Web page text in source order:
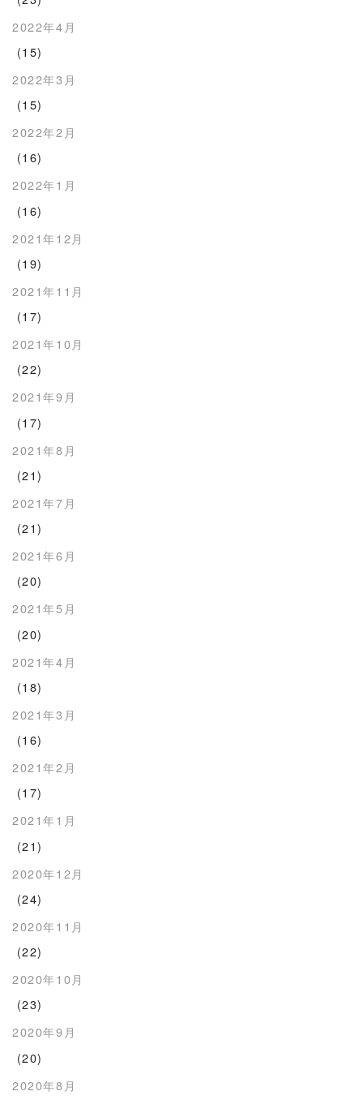
2022年4月
(15)
2022年3月
(15)
2022年2月
(16)
2022年1月
(16)
2021年12月
(19)
2021年11月
(17)
2021年10月
(22)
2021年9月
(17)
2021年8月
(21)
2021年7月
(21)
2021年6月
(20)
2021年5月
(20)
2021年4月
(18)
2021年3月
(16)
2021年2月
(17)
2021年1月
(21)
2020年12月
(24)
2020年11月
(22)
2020年10月
(23)
2020年9月
(20)
2020年8月